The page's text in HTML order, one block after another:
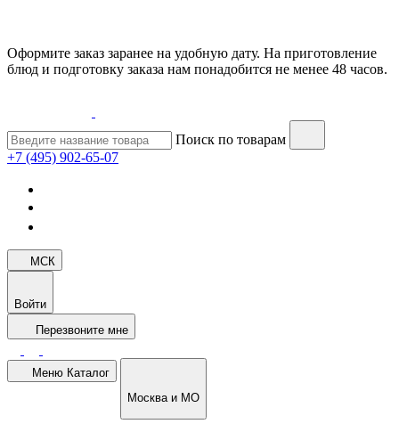
Оформите заказ заранее на удобную дату. На приготовление
блюд и подготовку заказа нам понадобится не менее 48 часов.
Поиск по товарам
+7 (495) 902-65-07
МСК
Войти
Перезвоните мне
Меню Каталог
Москва и МО